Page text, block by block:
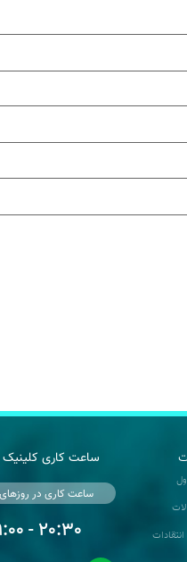
ساعت کاری
ساعت کاری در
20:30 - 09:00